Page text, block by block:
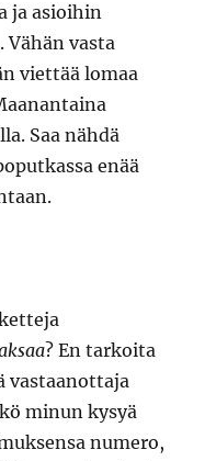
ja asioihin
Vähän vasta
viettää lomaa
Saa nähdä
enää
? En tarkoita
vastaanottaja
minun kysyä
numero,